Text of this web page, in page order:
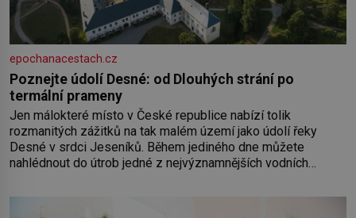
epochanacestach.cz
Poznejte údolí Desné: od Dlouhých strání po
termální prameny
Jen málokteré místo v České republice nabízí tolik
rozmanitých zážitků na tak malém území jako údolí řeky
Desné v srdci Jeseníků. Během jediného dne můžete
nahlédnout do útrob jedné z nejvýznamnějších vodních
koloběžce a den zakončit poznáváním památek ve Velkých